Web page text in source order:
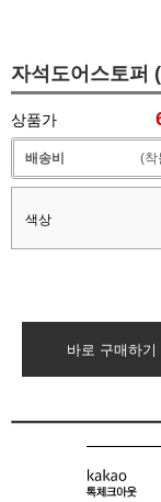
자석도어스토퍼
상품가
배송비 (착
색상
바로 구매하기